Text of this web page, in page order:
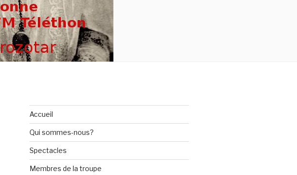
Accueil
Qui sommes-nous?
Spectacles
Membres de la troupe